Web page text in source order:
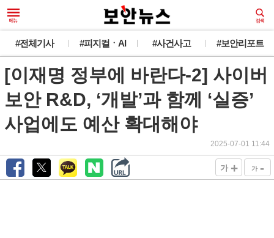
#전체기사 #피지컬ㆍAI #사건사고 #보안리포트
[이재명 정부에 바란다-2] 사이버
보안 R&D, ‘개발’과 함께 ‘실증’
사업에도 예산 확대해야
2025-07-01 11:44
가 + 가 -